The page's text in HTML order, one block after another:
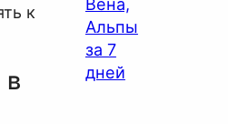
к
в